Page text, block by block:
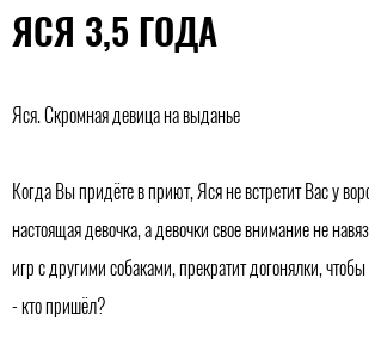
ЯСЯ 3,5 ГОДА
Яся. Скромная девица на выданье
Когда Вы придёте в приют, Яся не встретит Вас у
настоящая девочка, а девочки свое внимание не
игр с другими собаками, прекратит догонялки,
- кто пришёл?